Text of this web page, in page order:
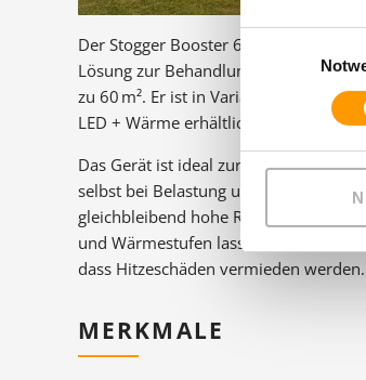
Der Stogger Booster 60 ist eine
Lösung zur Behandlung kleiner
zu 60 m². Er ist in Varianten mit LED-
LED + Wärme erhältlich.
Das Gerät ist ideal zur Regeneration
selbst bei Belastung und im Winter
gleichbleibend hohe Rasenqualität zu
und Wärmestufen lassen sich flexibel
dass Hitzeschäden vermieden werden.
MERKMALE